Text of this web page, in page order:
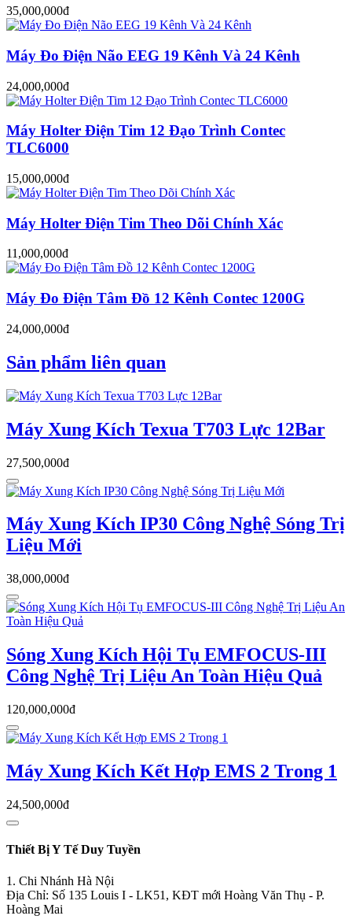
35,000,000đ
Máy Đo Điện Não EEG 19 Kênh Và 24 Kênh
24,000,000đ
Máy Holter Điện Tim 12 Đạo Trình Contec
TLC6000
15,000,000đ
Máy Holter Điện Tim Theo Dõi Chính Xác
11,000,000đ
Máy Đo Điện Tâm Đồ 12 Kênh Contec 1200G
24,000,000đ
Sản phẩm liên quan
Máy Xung Kích Texua T703 Lực 12Bar
27,500,000đ
Máy Xung Kích IP30 Công Nghệ Sóng Trị
Liệu Mới
38,000,000đ
Sóng Xung Kích Hội Tụ EMFOCUS-III
Công Nghệ Trị Liệu An Toàn Hiệu Quả
120,000,000đ
Máy Xung Kích Kết Hợp EMS 2 Trong 1
24,500,000đ
Thiết Bị Y Tế Duy Tuyền
1. Chi Nhánh Hà Nội
Địa Chỉ: Số 135 Louis I - LK51, KĐT mới Hoàng Văn Thụ - P.
Hoàng Mai